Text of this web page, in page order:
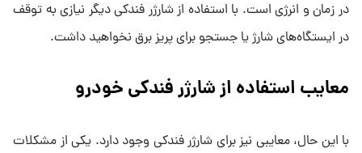
در زمان و انرژی است. با استفاده از شارژر فندکی دیگر نیازی به توقف
در ایستگاه‌های شارژ یا جستجو برای پریز برق نخواهید داشت.
معایب استفاده از شارژر فندکی خودرو
با این حال، معایبی نیز برای شارژر فندکی وجود دارد. یکی از مشکلات